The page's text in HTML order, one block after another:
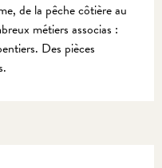
de la pêche côtière au
métiers associas :
Des pièces